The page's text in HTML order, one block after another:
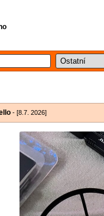
- [8.7. 2026]